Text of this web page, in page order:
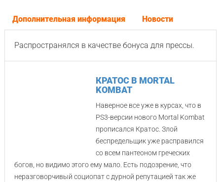
Дополнительная информация Новости
Распространялся в качестве бонуса для прессы.
КРАТОС В MORTAL
KOMBAT
Наверное все уже в курсах, что в
PS3-версии нового Mortal Kombat
прописался Кратос. Злой
беспредельщик уже расправился
со всем пантеоном греческих
богов, но видимо этого ему мало. Есть подозрение, что
неразговорчивый социопат с дурной репутацией так же